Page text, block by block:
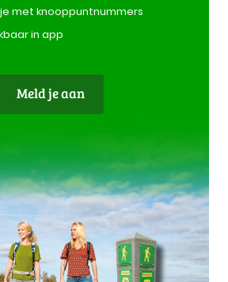
met knooppuntnummers
in app
Meld je aan